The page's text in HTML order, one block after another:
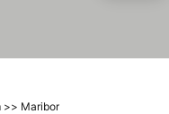
>> Maribor